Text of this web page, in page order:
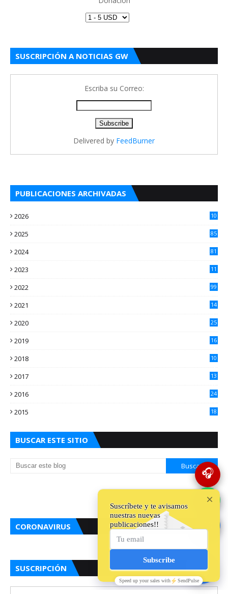
SUSCRIPCIÓN A NOTICIAS GW
Escriba su Correo:
Delivered by FeedBurner
PUBLICACIONES ARCHIVADAS
2026
10
2025 85
2024 81
2023
11
2022 99
2021
14
2020
25
2019
16
2018
10
2017
13
2016
24
2015
18
BUSCAR ESTE SITIO
CORONAVIRUS
SUSCRIPCIÓN
🎧
💬
🔵